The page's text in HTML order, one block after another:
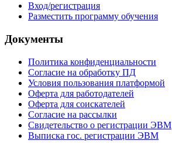
Вход/регистрация
Разместить программу обучения
Документы
Политика конфиденциальности
Согласие на обработку ПД
Условия пользования платформой
Оферта для работодателей
Оферта для соискателей
Согласие на рассылки
Свидетельство о регистрации ЭВМ
Выписка гос. регистрации ЭВМ